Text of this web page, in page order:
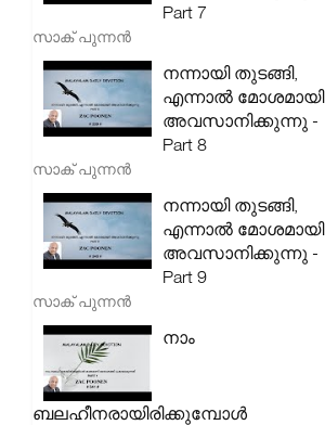
Part 7
സാക് പുന്നൻ
നന്നായി തുടങ്ങി,
എന്നാൽ മോശമായി
അവസാനിക്കുന്നു -
Part 8
സാക് പുന്നൻ
നന്നായി തുടങ്ങി,
എന്നാൽ മോശമായി
അവസാനിക്കുന്നു -
Part 9
സാക് പുന്നൻ
നാം
ബലഹീനരായിരിക്കുമ്പോൾ